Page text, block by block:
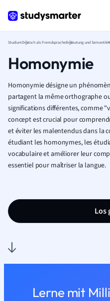
StudiumDeutsch als FremdspracheBedeutung und Semantik
Homonymie
Homonymie désigne un
partagent la même orthographe
significations différentes, comme
concept est crucial pour
et éviter les malentendus dans la
étudiant les homonymes, les
vocabulaire et améliorer leur
essentiel pour maîtriser la langue.
Los
Lerne mit